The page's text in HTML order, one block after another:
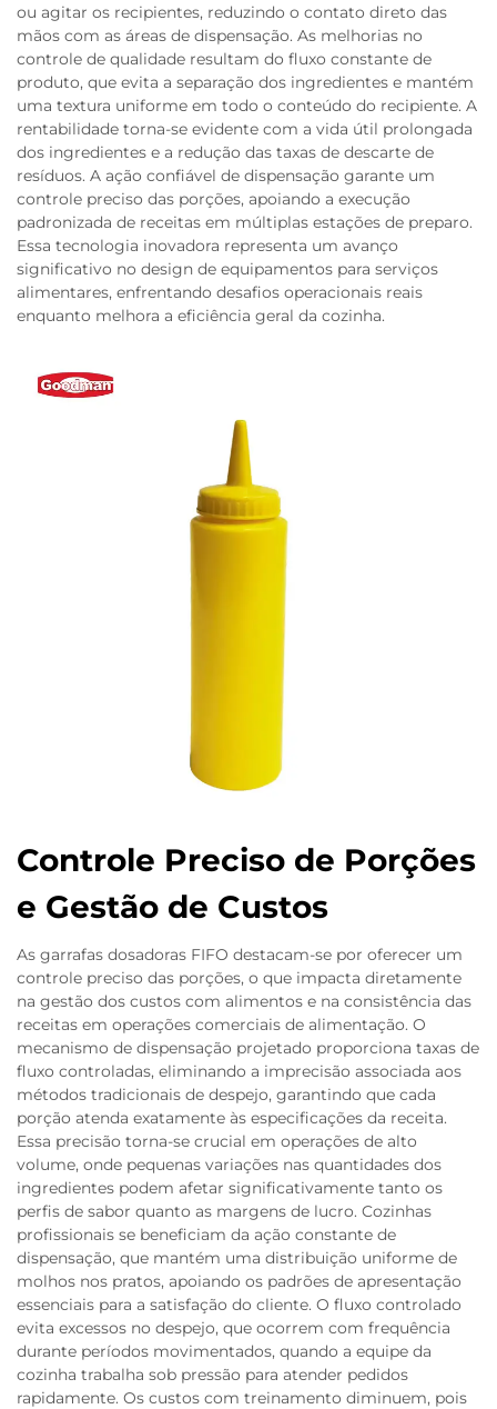
ou agitar os recipientes, reduzindo o contato direto das
mãos com as áreas de dispensação. As melhorias no
controle de qualidade resultam do fluxo constante de
produto, que evita a separação dos ingredientes e mantém
uma textura uniforme em todo o conteúdo do recipiente. A
rentabilidade torna-se evidente com a vida útil prolongada
dos ingredientes e a redução das taxas de descarte de
resíduos. A ação confiável de dispensação garante um
controle preciso das porções, apoiando a execução
padronizada de receitas em múltiplas estações de preparo.
Essa tecnologia inovadora representa um avanço
significativo no design de equipamentos para serviços
alimentares, enfrentando desafios operacionais reais
enquanto melhora a eficiência geral da cozinha.
Controle Preciso de Porções
e Gestão de Custos
As garrafas dosadoras FIFO destacam-se por oferecer um
controle preciso das porções, o que impacta diretamente
na gestão dos custos com alimentos e na consistência das
receitas em operações comerciais de alimentação. O
mecanismo de dispensação projetado proporciona taxas de
fluxo controladas, eliminando a imprecisão associada aos
métodos tradicionais de despejo, garantindo que cada
porção atenda exatamente às especificações da receita.
Essa precisão torna-se crucial em operações de alto
volume, onde pequenas variações nas quantidades dos
ingredientes podem afetar significativamente tanto os
perfis de sabor quanto as margens de lucro. Cozinhas
profissionais se beneficiam da ação constante de
dispensação, que mantém uma distribuição uniforme de
molhos nos pratos, apoiando os padrões de apresentação
essenciais para a satisfação do cliente. O fluxo controlado
evita excessos no despejo, que ocorrem com frequência
durante períodos movimentados, quando a equipe da
cozinha trabalha sob pressão para atender pedidos
rapidamente. Os custos com treinamento diminuem, pois